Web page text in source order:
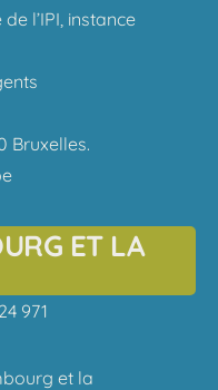
l’IPI, instance
Bruxelles.
ET LA
971
et la